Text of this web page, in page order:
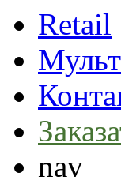
Retail
nav